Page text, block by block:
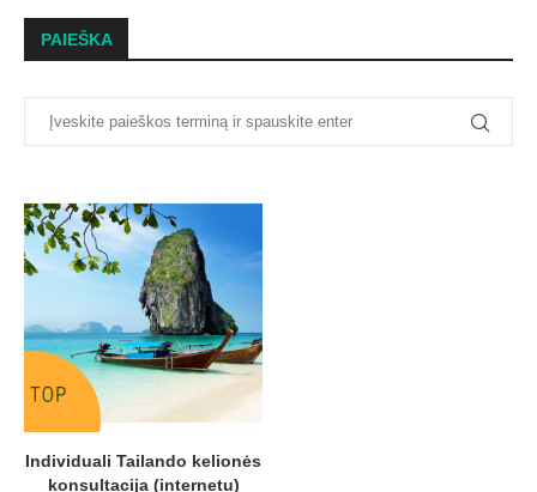
PAIEŠKA
Individuali Tailando kelionės
konsultacija (internetu)